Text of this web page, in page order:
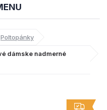
Poltopánky
dámske nadmerné